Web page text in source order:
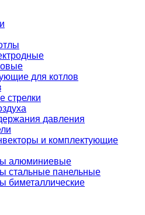
для котлов
стрелки
давления
и комплектующие
алюминиевые
стальные панельные
биметаллические